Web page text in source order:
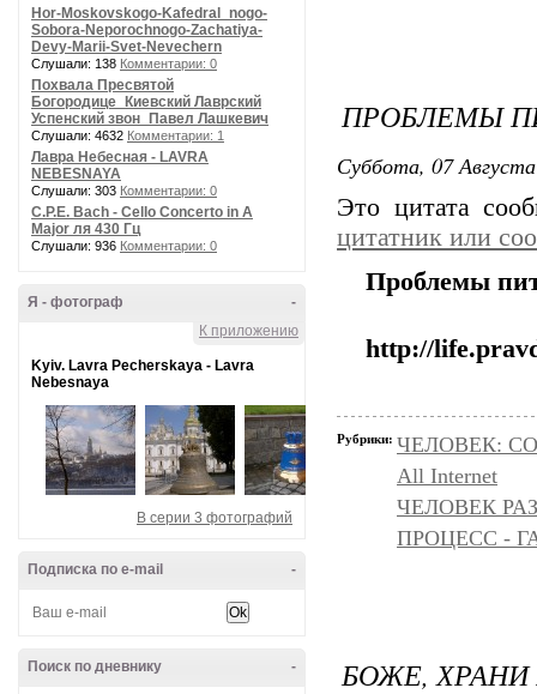
Hor-Moskovskogo-Kafedral_nogo-
Sobora-Neporochnogo-Zachatiya-
Devy-Marii-Svet-Nevechern
Слушали: 138 Комментарии: 0
Похвала Пресвятой
Богородице_Киевский Лаврский
Успенский звон_Павел Лашкевич
Слушали: 4632 Комментарии: 1
Лавра Небесная - LAVRA
NEBESNAYA
Слушали: 303 Комментарии: 0
C.P.E. Bach - Cello Concerto in A
Major ля 430 Гц
Слушали: 936 Комментарии: 0
-
Я - фотограф
К приложению
Kyiv. Lavra Pecherskaya - Lavra
Nebesnaya
В серии 3 фотографий
-
Подписка по e-mail
-
Поиск по дневнику
ПРОБЛЕМЫ
Суббота, 07
Это цитата
цитатник или
Проблемы
http://
Рубрики: ЧЕЛОВЕК:
All Internet
ЧЕЛОВЕК
ПРОЦЕСС -
БОЖЕ,